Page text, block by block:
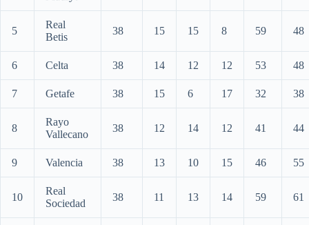
5
Real
Betis
38 15 15 8 59 48
6 Celta 38 14 12 12 53 48
7 Getafe 38 15 6 17 32 38
8
Rayo
Vallecano
38 12 14 12 41 44
9 Valencia 38 13 10 15 46 55
10
Real
Sociedad
38 11 13 14 59 61